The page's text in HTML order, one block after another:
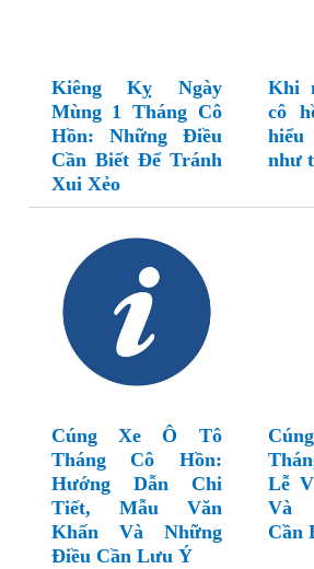
Kiêng Kỵ Ngày
Mùng 1 Tháng Cô
Hồn: Những Điều
Cần Biết Để Tránh
Xui Xẻo
Khi
cô
như
Cúng Xe Ô Tô
Tháng Cô Hồn:
Hướng Dẫn Chi
Tiết, Mẫu Văn
Khấn Và Những
Điều Cần Lưu Ý
Lễ
Và
Cần